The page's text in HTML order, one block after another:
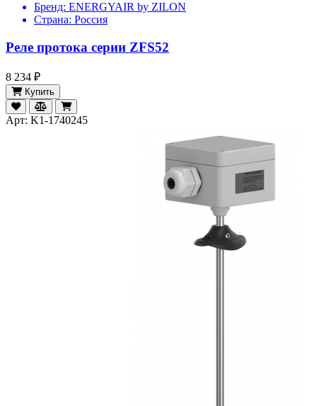
Бренд: ENERGYAIR by ZILON
Страна: Россия
Реле протока серии ZFS52
8 234 ₽
Купить
Арт: K1-1740245